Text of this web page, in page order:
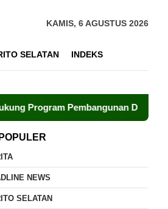
KAMIS, 6 AGUSTUS 2026
SELATAN INDEKS
Pembangunan Daerah
NEWS
SELATAN